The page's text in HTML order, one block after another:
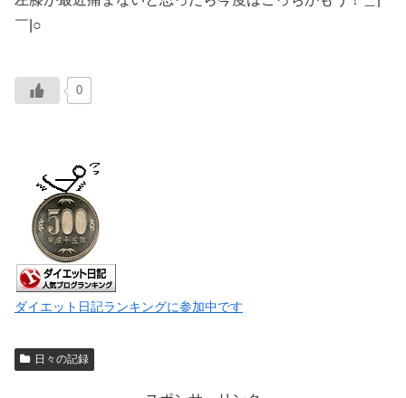
￣|○
0
ダイエット日記ランキングに参加中です
日々の記録